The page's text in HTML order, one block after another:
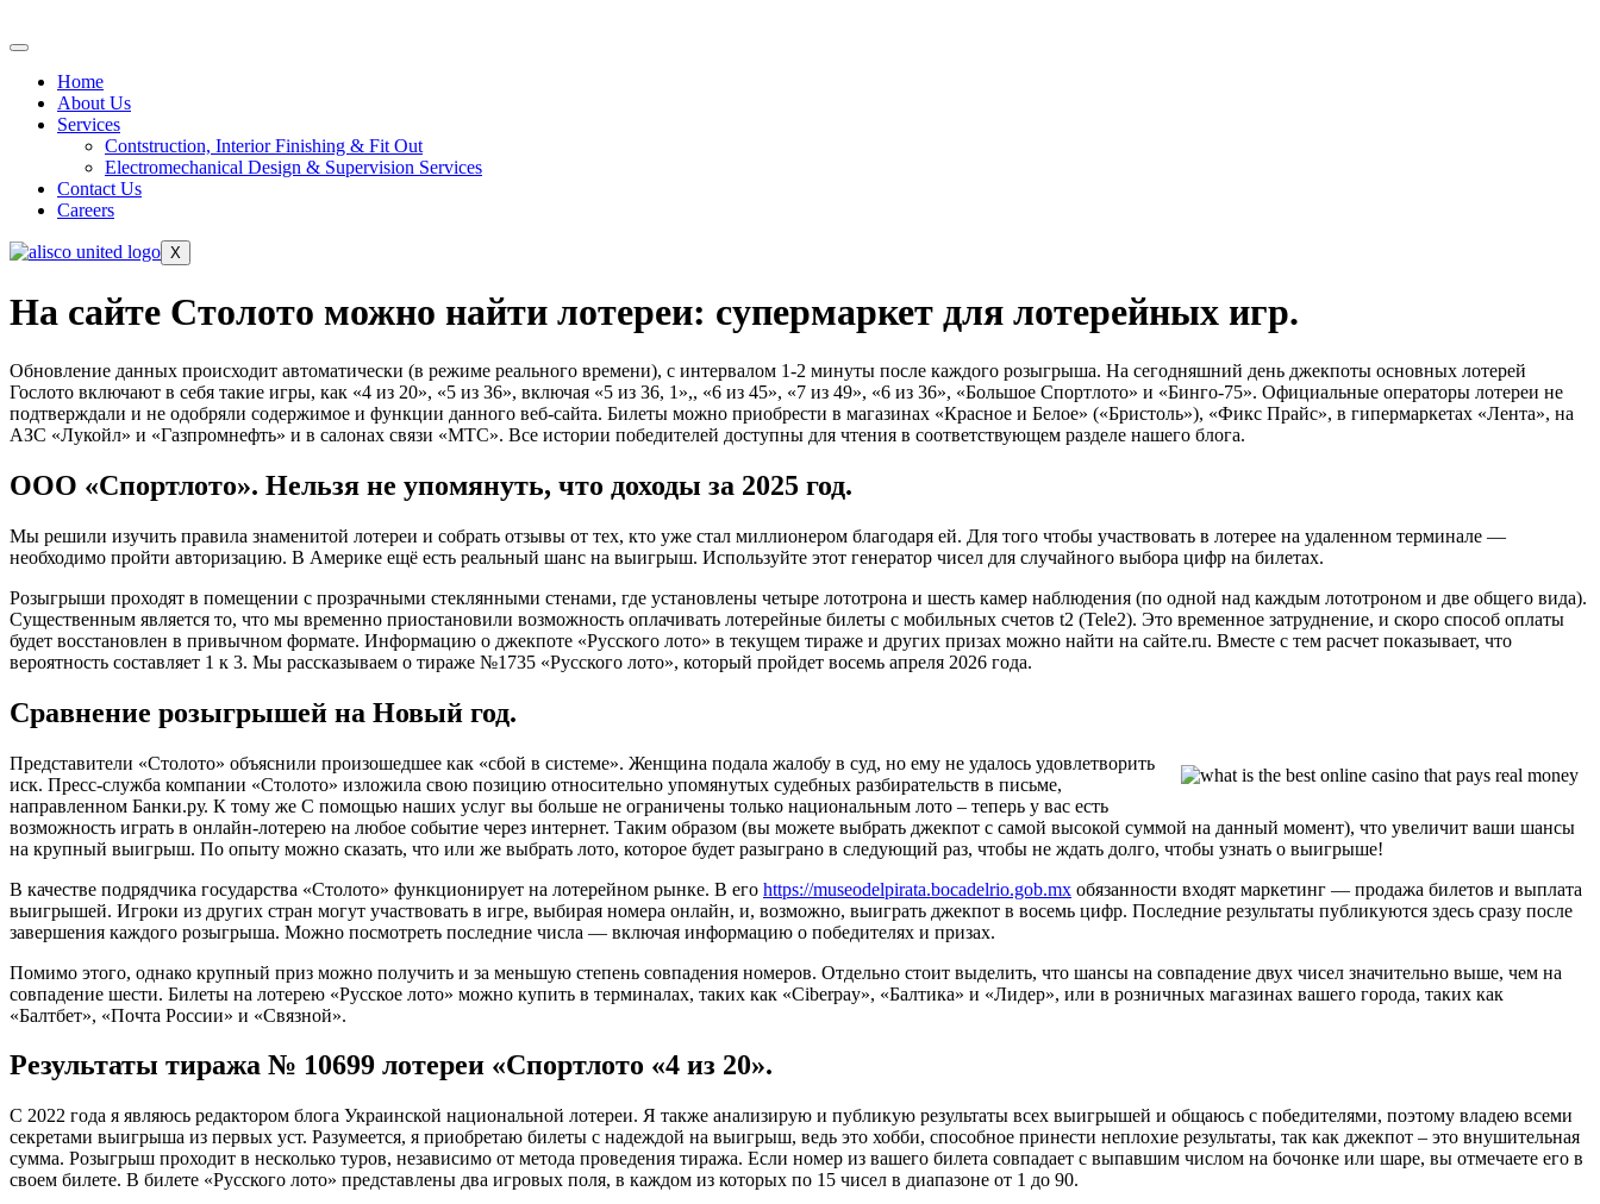
Home
About Us
Services
Contstruction, Interior Finishing & Fit Out
Electromechanical Design & Supervision Services
Contact Us
Careers
X
На сайте Столото можно найти лотереи: супермаркет для лотерейных игр.
Обновление данных происходит автоматически (в режиме реального времени), с интервалом 1-2 минуты после каждого розыгрыша. На сегодняшний день джекпоты основных лотерей
Гослото включают в себя такие игры, как «4 из 20», «5 из 36», включая «5 из 36, 1»,, «6 из 45», «7 из 49», «6 из 36», «Большое Спортлото» и «Бинго-75». Официальные операторы лотереи не
подтверждали и не одобряли содержимое и функции данного веб-сайта. Билеты можно приобрести в магазинах «Красное и Белое» («Бристоль»), «Фикс Прайс», в гипермаркетах «Лента», на
АЗС «Лукойл» и «Газпромнефть» и в салонах связи «МТС». Все истории победителей доступны для чтения в соответствующем разделе нашего блога.
ООО «Спортлото». Нельзя не упомянуть, что доходы за 2025 год.
Мы решили изучить правила знаменитой лотереи и собрать отзывы от тех, кто уже стал миллионером благодаря ей. Для того чтобы участвовать в лотерее на удаленном терминале —
необходимо пройти авторизацию. В Америке ещё есть реальный шанс на выигрыш. Используйте этот генератор чисел для случайного выбора цифр на билетах.
Розыгрыши проходят в помещении с прозрачными стеклянными стенами, где установлены четыре лототрона и шесть камер наблюдения (по одной над каждым лототроном и две общего вида).
Существенным является то, что мы временно приостановили возможность оплачивать лотерейные билеты с мобильных счетов t2 (Tele2). Это временное затруднение, и скоро способ оплаты
будет восстановлен в привычном формате. Информацию о джекпоте «Русского лото» в текущем тираже и других призах можно найти на сайте.ru. Вместе с тем расчет показывает, что
вероятность составляет 1 к 3. Мы рассказываем о тираже №1735 «Русского лото», который пройдет восемь апреля 2026 года.
Сравнение розыгрышей на Новый год.
Представители «Столото» объяснили произошедшее как «сбой в системе». Женщина подала жалобу в суд, но ему не удалось удовлетворить
иск. Пресс-служба компании «Столото» изложила свою позицию относительно упомянутых судебных разбирательств в письме,
направленном Банки.ру. К тому же С помощью наших услуг вы больше не ограничены только национальным лото – теперь у вас есть
возможность играть в онлайн-лотерею на любое событие через интернет. Таким образом (вы можете выбрать джекпот с самой высокой суммой на данный момент), что увеличит ваши шансы
на крупный выигрыш. По опыту можно сказать, что или же выбрать лото, которое будет разыграно в следующий раз, чтобы не ждать долго, чтобы узнать о выигрыше!
В качестве подрядчика государства «Столото» функционирует на лотерейном рынке. В его https://museodelpirata.bocadelrio.gob.mx обязанности входят маркетинг — продажа билетов и выплата
выигрышей. Игроки из других стран могут участвовать в игре, выбирая номера онлайн, и, возможно, выиграть джекпот в восемь цифр. Последние результаты публикуются здесь сразу после
завершения каждого розыгрыша. Можно посмотреть последние числа — включая информацию о победителях и призах.
Помимо этого, однако крупный приз можно получить и за меньшую степень совпадения номеров. Отдельно стоит выделить, что шансы на совпадение двух чисел значительно выше, чем на
совпадение шести. Билеты на лотерею «Русское лото» можно купить в терминалах, таких как «Ciberpay», «Балтика» и «Лидер», или в розничных магазинах вашего города, таких как
«Балтбет», «Почта России» и «Связной».
Результаты тиража № 10699 лотереи «Спортлото «4 из 20».
С 2022 года я являюсь редактором блога Украинской национальной лотереи. Я также анализирую и публикую результаты всех выигрышей и общаюсь с победителями, поэтому владею всеми
секретами выигрыша из первых уст. Разумеется, я приобретаю билеты с надеждой на выигрыш, ведь это хобби, способное принести неплохие результаты, так как джекпот – это внушительная
сумма. Розыгрыш проходит в несколько туров, независимо от метода проведения тиража. Если номер из вашего билета совпадает с выпавшим числом на бочонке или шаре, вы отмечаете его в
своем билете. В билете «Русского лото» представлены два игровых поля, в каждом из которых по 15 чисел в диапазоне от 1 до 90.